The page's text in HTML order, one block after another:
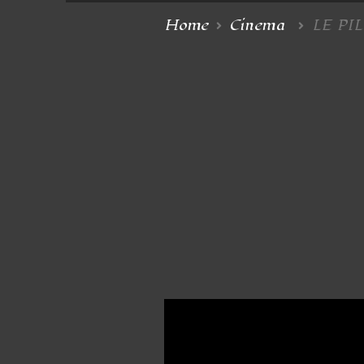
Home Cinema LE